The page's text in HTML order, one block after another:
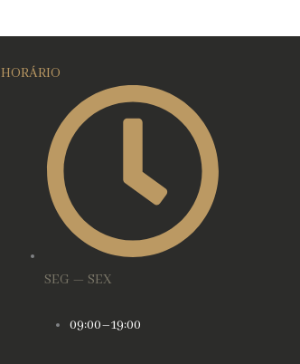
HORÁRIO
SEG — SEX
09:00–19:00